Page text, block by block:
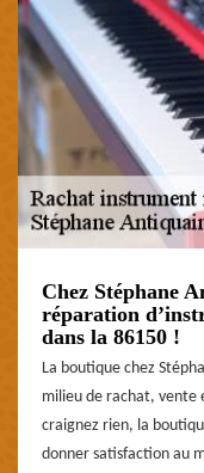
Chez Stéphane
réparation
dans la 86150 !
La boutique chez
milieu de rachat, vente
craignez rien, la
donner satisfaction au